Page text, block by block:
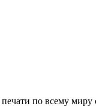
по всему